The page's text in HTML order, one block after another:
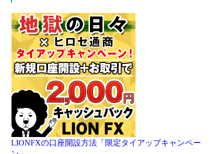
LIONFXの口座開設方法「限定タイアップキャンペー